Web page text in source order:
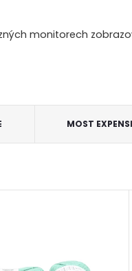
monitorech
MOST